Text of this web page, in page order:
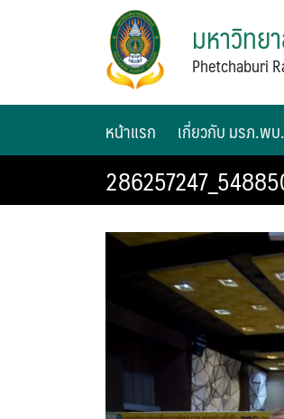
มหาวิทย
Phetchaburi
หน้าแรก เกี่ยวกับ มรภ.พบ.